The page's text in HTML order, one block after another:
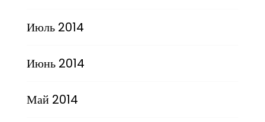
Июль 2014
Июнь 2014
Май 2014